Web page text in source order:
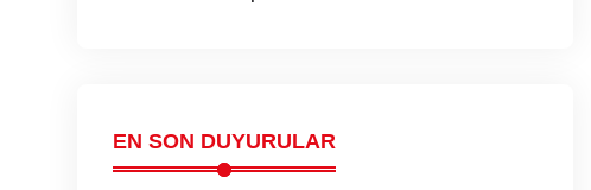
EN SON DUYURULAR